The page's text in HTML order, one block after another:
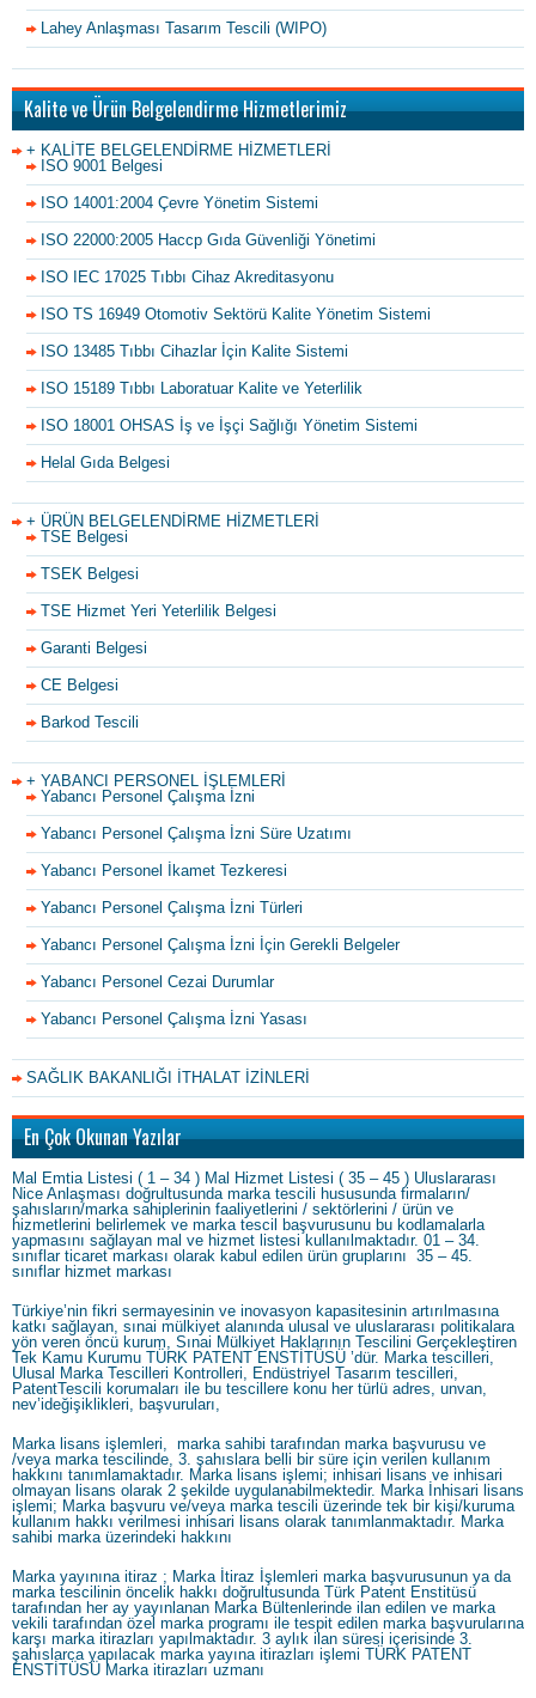
Lahey Anlaşması Tasarım Tescili (WIPO)
Kalite ve Ürün Belgelendirme Hizmetlerimiz
+ KALİTE BELGELENDİRME HİZMETLERİ
ISO 9001 Belgesi
ISO 14001:2004 Çevre Yönetim Sistemi
ISO 22000:2005 Haccp Gıda Güvenliği Yönetimi
ISO IEC 17025 Tıbbı Cihaz Akreditasyonu
ISO TS 16949 Otomotiv Sektörü Kalite Yönetim Sistemi
ISO 13485 Tıbbı Cihazlar İçin Kalite Sistemi
ISO 15189 Tıbbı Laboratuar Kalite ve Yeterlilik
ISO 18001 OHSAS İş ve İşçi Sağlığı Yönetim Sistemi
Helal Gıda Belgesi
+ ÜRÜN BELGELENDİRME HİZMETLERİ
TSE Belgesi
TSEK Belgesi
TSE Hizmet Yeri Yeterlilik Belgesi
Garanti Belgesi
CE Belgesi
Barkod Tescili
+ YABANCI PERSONEL İŞLEMLERİ
Yabancı Personel Çalışma İzni
Yabancı Personel Çalışma İzni Süre Uzatımı
Yabancı Personel İkamet Tezkeresi
Yabancı Personel Çalışma İzni Türleri
Yabancı Personel Çalışma İzni İçin Gerekli Belgeler
Yabancı Personel Cezai Durumlar
Yabancı Personel Çalışma İzni Yasası
SAĞLIK BAKANLIĞI İTHALAT İZİNLERİ
En Çok Okunan Yazılar
Mal Emtia Listesi ( 1 – 34 ) Mal Hizmet Listesi ( 35 – 45 ) Uluslararası
Nice Anlaşması doğrultusunda marka tescili hususunda firmaların/
şahısların/marka sahiplerinin faaliyetlerini / sektörlerini / ürün ve
hizmetlerini belirlemek ve marka tescil başvurusunu bu kodlamalarla
yapmasını sağlayan mal ve hizmet listesi kullanılmaktadır. 01 – 34.
sınıflar ticaret markası olarak kabul edilen ürün gruplarını 35 – 45.
sınıflar hizmet markası
Türkiye’nin fikri sermayesinin ve inovasyon kapasitesinin artırılmasına
katkı sağlayan, sınai mülkiyet alanında ulusal ve uluslararası politikalara
yön veren öncü kurum, Sınai Mülkiyet Haklarının Tescilini Gerçekleştiren
Tek Kamu Kurumu TÜRK PATENT ENSTİTÜSÜ ’dür. Marka tescilleri,
Ulusal Marka Tescilleri Kontrolleri, Endüstriyel Tasarım tescilleri,
PatentTescili korumaları ile bu tescillere konu her türlü adres, unvan,
nev’ideğişiklikleri, başvuruları,
Marka lisans işlemleri, marka sahibi tarafından marka başvurusu ve
/veya marka tescilinde, 3. şahıslara belli bir süre için verilen kullanım
hakkını tanımlamaktadır. Marka lisans işlemi; inhisari lisans ve inhisari
olmayan lisans olarak 2 şekilde uygulanabilmektedir. Marka İnhisari lisans
işlemi; Marka başvuru ve/veya marka tescili üzerinde tek bir kişi/kuruma
kullanım hakkı verilmesi inhisari lisans olarak tanımlanmaktadır. Marka
sahibi marka üzerindeki hakkını
Marka yayınına itiraz ; Marka İtiraz İşlemleri marka başvurusunun ya da
marka tescilinin öncelik hakkı doğrultusunda Türk Patent Enstitüsü
tarafından her ay yayınlanan Marka Bültenlerinde ilan edilen ve marka
vekili tarafından özel marka programı ile tespit edilen marka başvurularına
karşı marka itirazları yapılmaktadır. 3 aylık ilan süresi içerisinde 3.
şahıslarca yapılacak marka yayına itirazları işlemi TÜRK PATENT
ENSTİTÜSÜ Marka itirazları uzmanı